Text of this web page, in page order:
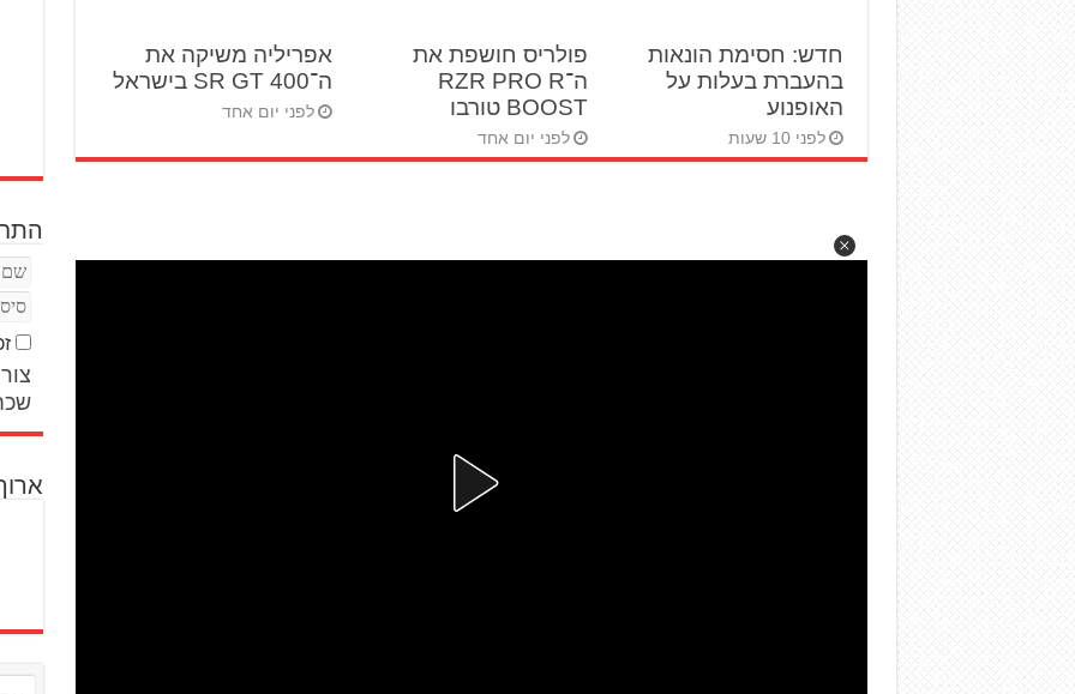
חדש: חסימת הונאות
בהעברת בעלות על
האופנוע
לפני 10 שעות
פולריס חושפת את
ה־RZR PRO R
BOOST טורבו
לפני יום אחד
אפריליה משיקה את
ה־SR GT 400 בישראל
לפני יום אחד